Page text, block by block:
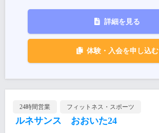
詳細を見る
体験・入会を申し込む
24時間営業 フィットネス・スポーツ
ルネサンス おおいた24